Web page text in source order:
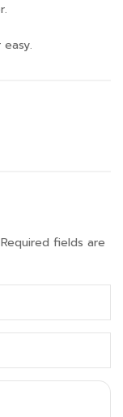
Required fields are